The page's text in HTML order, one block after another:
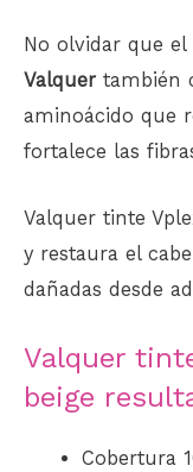
No olvidar que el
Valquer también
aminoácido que
fortalece las
Valquer tinte
y restaura el
dañadas desde
Valquer
beige
Cobertura